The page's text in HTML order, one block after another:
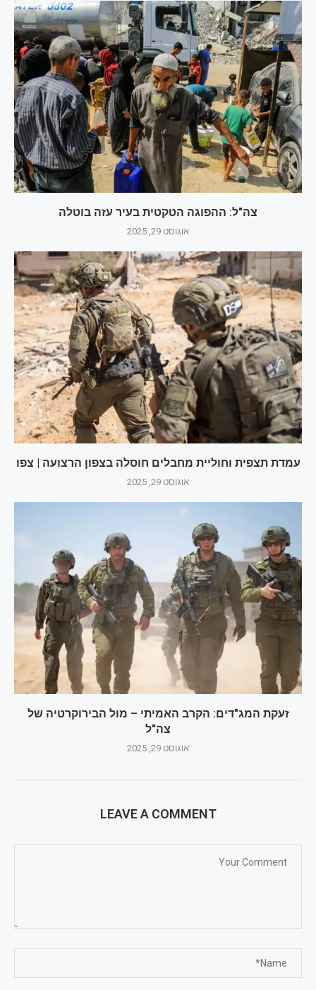
צה"ל: ההפוגה הטקטית בעיר עזה בוטלה
אוגוסט 29, 2025
עמדת תצפית וחוליית מחבלים חוסלה בצפון הרצועה | צפו
אוגוסט 29, 2025
זעקת המג"דים: הקרב האמיתי – מול הבירוקרטיה של
צה"ל
אוגוסט 29, 2025
LEAVE A COMMENT